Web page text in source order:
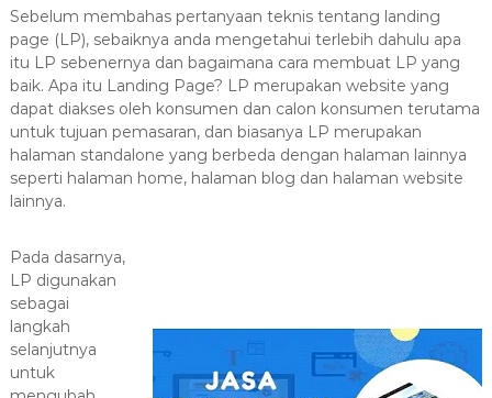
i
k
a
s
i
T
e
u
Sebelum membahas pertanyaan teknis tentang landing
page (LP), sebaiknya anda mengetahui terlebih dahulu apa
itu LP sebenernya dan bagaimana cara membuat LP yang
baik. Apa itu Landing Page? LP merupakan website yang
dapat diakses oleh konsumen dan calon konsumen terutama
untuk tujuan pemasaran, dan biasanya LP merupakan
halaman standalone yang berbeda dengan halaman lainnya
seperti halaman home, halaman blog dan halaman website
lainnya.
Pada dasarnya,
LP digunakan
sebagai
langkah
selanjutnya
untuk